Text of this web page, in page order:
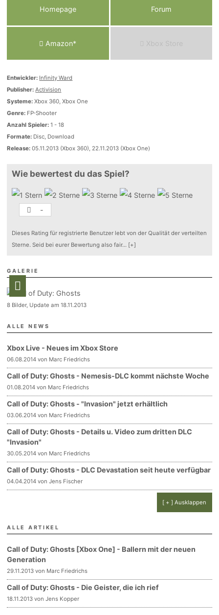
Homepage Forum
Amazon* Xbox Store
Entwickler: Infinity Ward
Publisher: Activision
Systeme: Xbox 360, Xbox One
Genre: FP-Shooter
Anzahl Spieler: 1 - 18
Formate: Disc, Download
Release: 05.11.2013 (Xbox 360), 22.11.2013 (Xbox One)
Wie bewertest du das Spiel?
-
Dieses Rating für registrierte Benutzer lebt von der Qualität der verteilten
Sterne. Seid bei eurer Bewertung also fair... [+]
GALERIE
8 Bilder, Update am 18.11.2013
ALLE NEWS
Xbox Live - Neues im Xbox Store
06.08.2014 von Marc Friedrichs
Call of Duty: Ghosts - Nemesis-DLC kommt nächste Woche
01.08.2014 von Marc Friedrichs
Call of Duty: Ghosts - "Invasion" jetzt erhältlich
03.06.2014 von Marc Friedrichs
Call of Duty: Ghosts - Details u. Video zum dritten DLC
"Invasion"
30.05.2014 von Marc Friedrichs
Call of Duty: Ghosts - DLC Devastation seit heute verfügbar
04.04.2014 von Jens Fischer
[ + ] Ausklappen
ALLE ARTIKEL
Call of Duty: Ghosts [Xbox One] - Ballern mit der neuen
Generation
29.11.2013 von Marc Friedrichs
Call of Duty: Ghosts - Die Geister, die ich rief
18.11.2013 von Jens Kopper